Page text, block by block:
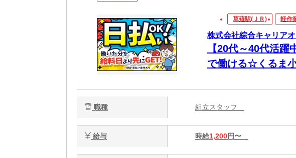
草薙駅(ＪＲ) 軽作
株式会社綜合キャリア
【20代～40代活
で働ける☆くるま
職種 組立スタッフ
給与 時給1,200円〜